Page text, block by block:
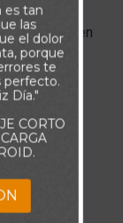
de esas
a una imagen
que
de
de en
En la
es tan
las
el dolor
porque
te
perfecto.
Día."
CORTO